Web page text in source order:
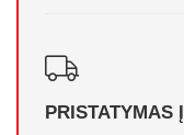
PRISTATYMAS